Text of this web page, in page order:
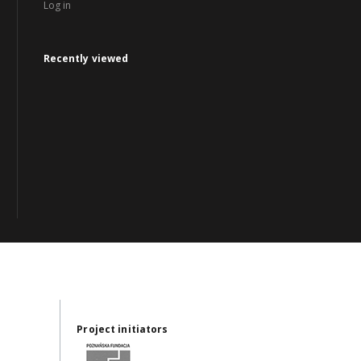
Log in
Recently viewed
Project initiators